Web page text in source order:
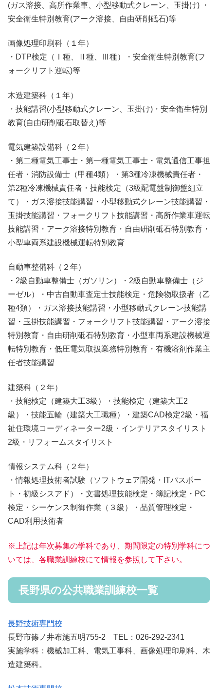
(ガス溶接、高所作業車、小型移動式クレーン、玉掛け) ・
安全衛生特別教育(アーク溶接、自由研削砥石)等
画像処理印刷科 （１年）
・DTP検定（Ⅰ種、Ⅱ種、Ⅲ種）・安全衛生特別教育(フ
ォークリフト運転)等
木造建築科 （１年）
・技能講習(小型移動式クレーン、玉掛け)・安全衛生特別
教育(自由研削砥石取替え)等
電気建築設備科 （２年）
・第二種電気工事士・第一種電気工事士・電気通信工事担
任者・消防設備士（甲種4類）・第3種冷凍機械責任者・
第2種冷凍機械責任者・技能検定（3級配電盤制御盤組立
て）・ガス溶接技能講習・小型移動式クレーン技能講習・
玉掛技能講習・フォークリフト技能講習・高所作業車運転
技能講習・アーク溶接特別教育・自由研削砥石特別教育・
小型車両系建設機械運転特別教育
自動車整備科 （２年）
・2級自動車整備士（ガソリン）・2級自動車整備士（ジ
ーゼル）・中古自動車査定士技能検定・危険物取扱者（乙
種4類）・ガス溶接技能講習・小型移動式クレーン技能講
習・玉掛技能講習・フォークリフト技能講習・アーク溶接
特別教育・自由研削砥石特別教育・小型車両系建設機械運
転特別教育・低圧電気取扱業務特別教育・有機溶剤作業主
任者技能講習
建築科 （２年）
・技能検定（建築大工3級）・技能検定（建築大工2
級）・技能五輪（建築大工職種）・建築CAD検定2級・福
祉住環境コーディネーター2級・インテリアスタイリスト
2級・リフォームスタイリスト
情報システム科 （２年）
・情報処理技術者試験（ソフトウェア開発・ITパスポー
ト・初級シスアド）・文書処理技能検定・簿記検定・PC
検定・シーケンス制御作業（３級）・品質管理検定・
CAD利用技術者
※上記は年次募集の学科であり、期間限定の特別学科につ
いては、各職業訓練校にて情報を参照して下さい。
長野県の公共職業訓練校一覧
長野技術専門校
長野市篠ノ井布施五明755-2 TEL：026-292-2341
実施学科：機械加工科、電気工事科、画像処理印刷科、木
造建築科。